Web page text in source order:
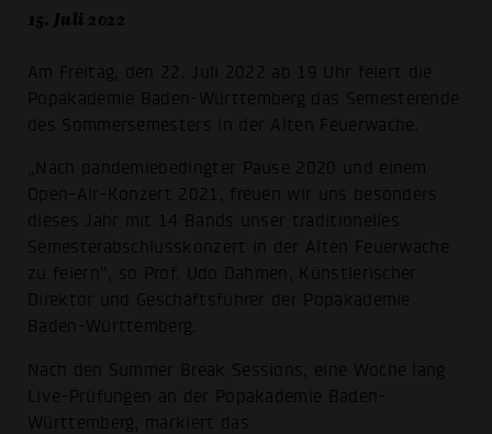
15. Juli 2022
Am Freitag, den 22. Juli 2022 ab 19 Uhr feiert die
Popakademie Baden-Württemberg das Semesterende
des Sommersemesters in der Alten Feuerwache.
„Nach pandemiebedingter Pause 2020 und einem
Open-Air-Konzert 2021, freuen wir uns besonders
dieses Jahr mit 14 Bands unser traditionelles
Semesterabschlusskonzert in der Alten Feuerwache
zu feiern“, so Prof. Udo Dahmen, Künstlerischer
Direktor und Geschäftsführer der Popakademie
Baden-Württemberg.
Nach den Summer Break Sessions, eine Woche lang
Live-Prüfungen an der Popakademie Baden-
Württemberg, markiert das